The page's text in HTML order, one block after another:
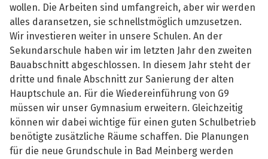
wollen. Die Arbeiten sind umfangreich, aber wir werden
alles daransetzen, sie schnellstmöglich umzusetzen.
Wir investieren weiter in unsere Schulen. An der
Sekundarschule haben wir im letzten Jahr den zweiten
Bauabschnitt abgeschlossen. In diesem Jahr steht der
dritte und finale Abschnitt zur Sanierung der alten
Hauptschule an. Für die Wiedereinführung von G9
müssen wir unser Gymnasium erweitern. Gleichzeitig
können wir dabei wichtige für einen guten Schulbetrieb
benötigte zusätzliche Räume schaffen. Die Planungen
für die neue Grundschule in Bad Meinberg werden